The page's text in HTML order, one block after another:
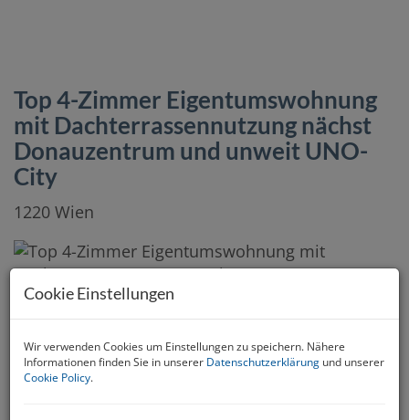
Top 4-Zimmer Eigentumswohnung
mit Dachterrassennutzung nächst
Donauzentrum und unweit UNO-
City
1220 Wien
Cookie Einstellungen
Wir verwenden Cookies um Einstellungen zu speichern. Nähere
Informationen finden Sie in unserer Datenschutzerklärung und unserer
Cookie Policy.